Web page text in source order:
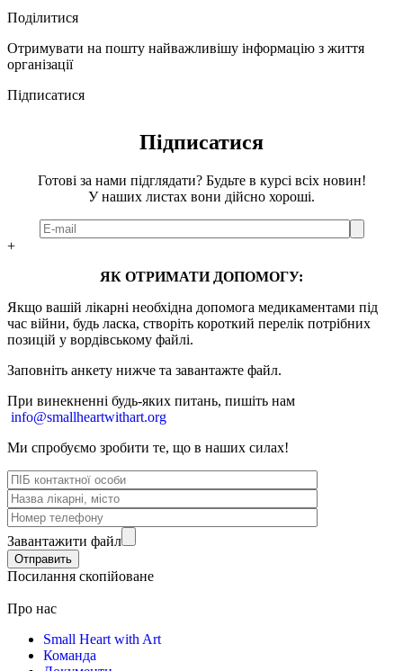
Поділитися
Отримувати на пошту найважливішу інформацію з життя
організації
Підписатися
Підписатися
Готові за нами підглядати? Будьте в курсі всіх новин!
У наших листах вони дійсно хороші.
+
ЯК ОТРИМАТИ ДОПОМОГУ:
Якщо вашій лікарні необхідна допомога медикаментами під
час війни, будь ласка, створіть короткий перелік потрібних
позицій у вордівському файлі.
Заповніть анкету нижче та завантажте файл.
При винекненні будь-яких питань, пишіть нам
info@smallheartwithart.org
Ми спробуємо зробити те, що в наших силах!
Завантажити файл
Посилання скопійоване
Про нас
Small Heart with Art
Команда